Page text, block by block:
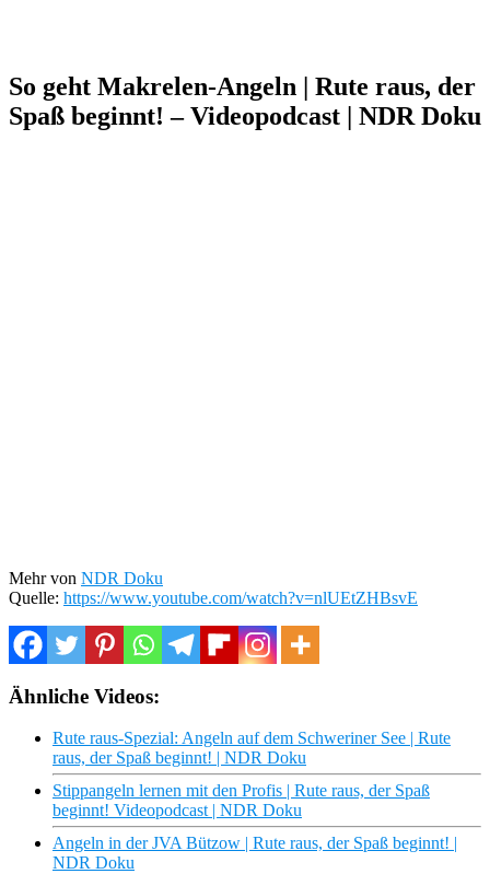
So geht Makrelen-Angeln | Rute raus, der
Spaß beginnt! – Videopodcast | NDR Doku
Mehr von NDR Doku
Quelle: https://www.youtube.com/watch?v=nlUEtZHBsvE
Ähnliche Videos:
Rute raus-Spezial: Angeln auf dem Schweriner See | Rute
raus, der Spaß beginnt! | NDR Doku
Stippangeln lernen mit den Profis | Rute raus, der Spaß
beginnt! Videopodcast | NDR Doku
Angeln in der JVA Bützow | Rute raus, der Spaß beginnt! |
NDR Doku